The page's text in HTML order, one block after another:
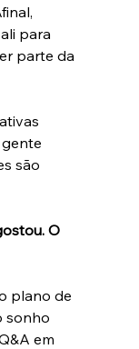
para
parte da
são
O
plano de
sonho
em